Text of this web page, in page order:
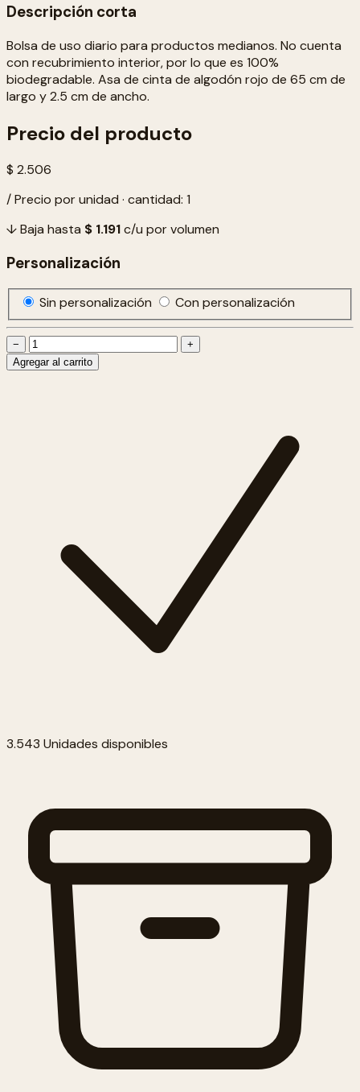
Descripción corta
Bolsa de uso diario para productos medianos. No cuenta
con recubrimiento interior, por lo que es 100%
biodegradable. Asa de cinta de algodón rojo de 65 cm de
largo y 2.5 cm de ancho.
Precio del producto
$ 2.506
/ Precio por unidad · cantidad: 1
↓ Baja hasta $ 1.191c/u por volumen
Personalización
Sin personalización Con personalización
−
+
Agregar al carrito
3.543 Unidades disponibles